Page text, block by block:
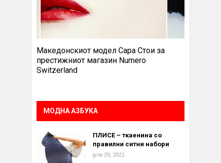
Македонскиот модел Сара Стои за
престижниот магазин Numero
Switzerland
МОДНА АЗБУКА
ПЛИСЕ – ткаенина со
правилни ситни набори
јули 29, 2021